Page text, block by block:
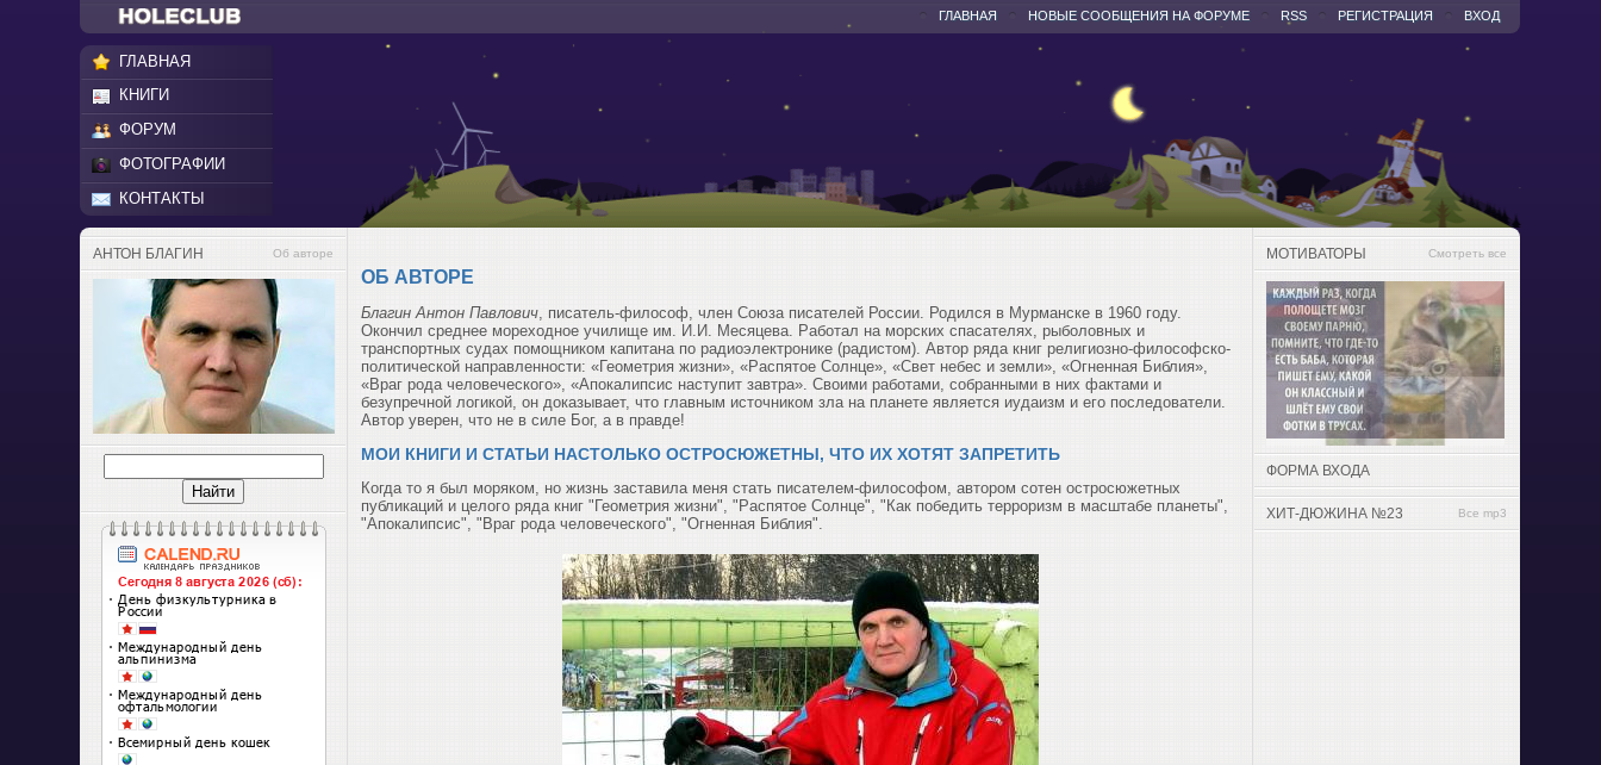
ВХОД
РЕГИСТРАЦИЯ
RSS
НОВЫЕ СООБЩЕНИЯ НА ФОРУМЕ
ГЛАВНАЯ
ГЛАВНАЯ
КНИГИ
ФОРУМ
ФОТОГРАФИИ
КОНТАКТЫ
АНТОН БЛАГИН Об авторе
ОБ АВТОРЕ
Благин Антон Павлович, писатель-философ, член Союза писателей России. Родился в Мурманске в 1960 году.
Окончил среднее мореходное училище им. И.И. Месяцева. Работал на морских спасателях, рыболовных и
транспортных судах помощником капитана по радиоэлектронике (радистом). Автор ряда книг религиозно-философско-
политической направленности: «Геометрия жизни», «Распятое Солнце», «Свет небес и земли», «Огненная Библия»,
«Враг рода человеческого», «Апокалипсис наступит завтра». Своими работами, собранными в них фактами и
безупречной логикой, он доказывает, что главным источником зла на планете является иудаизм и его последователи.
Автор уверен, что не в силе Бог, а в правде!
МОИ КНИГИ И СТАТЬИ НАСТОЛЬКО ОСТРОСЮЖЕТНЫ, ЧТО ИХ ХОТЯТ ЗАПРЕТИТЬ
Когда то я был моряком, но жизнь заставила меня стать писателем-философом, автором сотен остросюжетных
публикаций и целого ряда книг "Геометрия жизни", "Распятое Солнце", "Как победить терроризм в масштабе планеты",
"Апокалипсис", "Враг рода человеческого", "Огненная Библия".
МОТИВАТОРЫ Смотреть все
ФОРМА ВХОДА
ХИТ-ДЮЖИНА №23 Все mp3